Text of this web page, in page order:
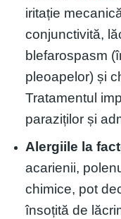
iritație
conjunctivită,
blefarospasm
pleoapelor) și
Tratamentul
paraziților și
Alergiile la
acarienii,
chimice, pot
însoțită de